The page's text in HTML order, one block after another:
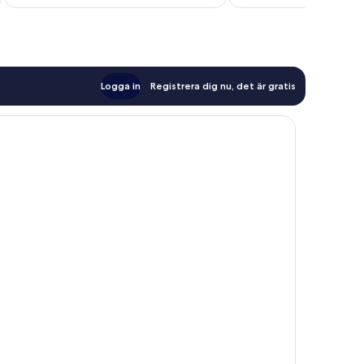
Logga in Registrera dig nu, det är gratis